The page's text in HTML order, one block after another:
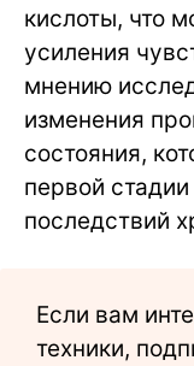
кислоты, что
усиления
мнению
изменения
состояния,
первой
последствий
Если вам
техники,